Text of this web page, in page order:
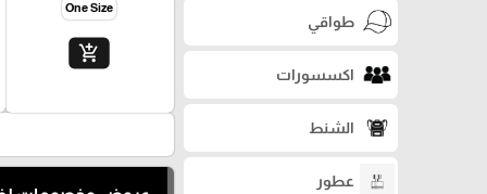
طواقي
اكسسورات
الشنط
عطور
One Size
add_shopping_cart